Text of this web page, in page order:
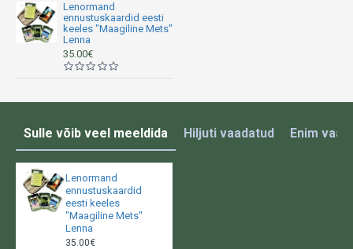
neid vajame, ükskõik millisest allikast, millele oleme
avatud.
KOMPLEKTIS
Infovihik (umbes 140 lehekülge, inglise keeles)
Kaal: 217 g
Uus, suletud. Valmistatud Saksamaal.
100% autentne, originaalne AGM Urania toode.
Ilmunud märtsis 2024.
Lenormand
ennustuskaardid eesti
keeles "Maagiline Mets"
Lenna
35.00€
Sulle võib veel meeldida Hiljuti vaadatud Enim
Lenormand
ennustuskaardid
eesti keeles
"Maagiline Mets"
Lenna
35.00€